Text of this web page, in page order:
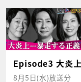
Episode3 大炎
8月5日(水)放送分